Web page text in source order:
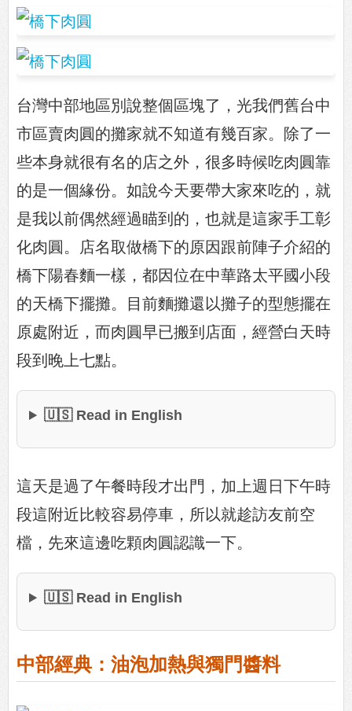
台灣中部地區別說整個區塊了，光我們舊台中
市區賣肉圓的攤家就不知道有幾百家。除了一
些本身就很有名的店之外，很多時候吃肉圓靠
的是一個緣份。如說今天要帶大家來吃的，就
是我以前偶然經過瞄到的，也就是這家手工彰
化肉圓。店名取做橋下的原因跟前陣子介紹的
橋下陽春麵一樣，都因位在中華路太平國小段
的天橋下擺攤。目前麵攤還以攤子的型態擺在
原處附近，而肉圓早已搬到店面，經營白天時
段到晚上七點。
🇺🇸 Read in English
這天是過了午餐時段才出門，加上週日下午時
段這附近比較容易停車，所以就趁訪友前空
檔，先來這邊吃顆肉圓認識一下。
🇺🇸 Read in English
中部經典：油泡加熱與獨門醬料